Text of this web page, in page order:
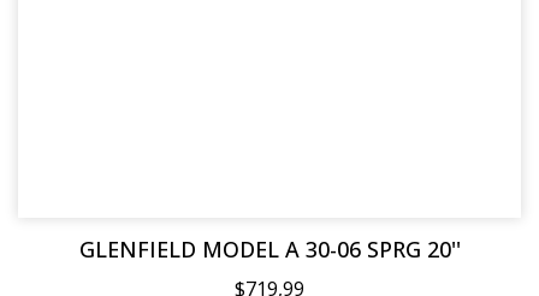
GLENFIELD MODEL A 30-06 SPRG 20''
$719,99